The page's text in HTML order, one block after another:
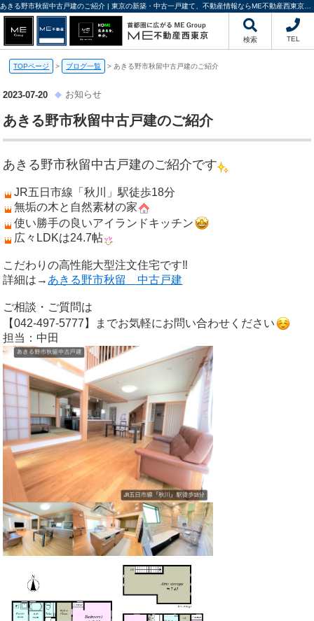
検索 TEL
TOPページ > ブログ一覧 > あきる野市秋留中古戸建のご紹介
2023-07-20 お知らせ
あきる野市秋留中古戸建のご紹介
あきる野市秋留中古戸建のご紹介です
JR五日市線「秋川」駅徒歩18分
無垢の木と自然素材の家
使い勝手の良いアイランドキッチン
広々LDKは24.7帖
こだわりの高性能大型注文住宅です‼️
詳細は→ あきる野市秋留 中古戸建
ご相談・ご質問は
【042-497-5777】までお気軽にお問い合わせください
担当：中田